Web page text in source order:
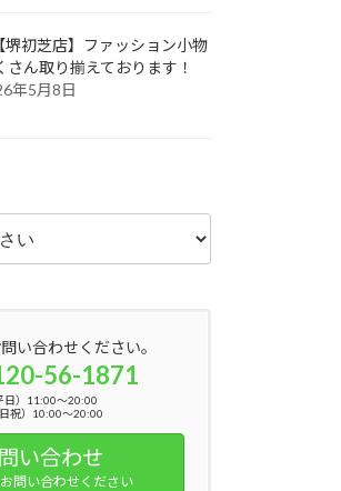
堺初芝店】ファッション小物
さん取り揃えております！
年5月8日
い合わせください。
56-1871
日）11:00～20:00
日祝）10:00～20:00
い合わせ
問い合わせください